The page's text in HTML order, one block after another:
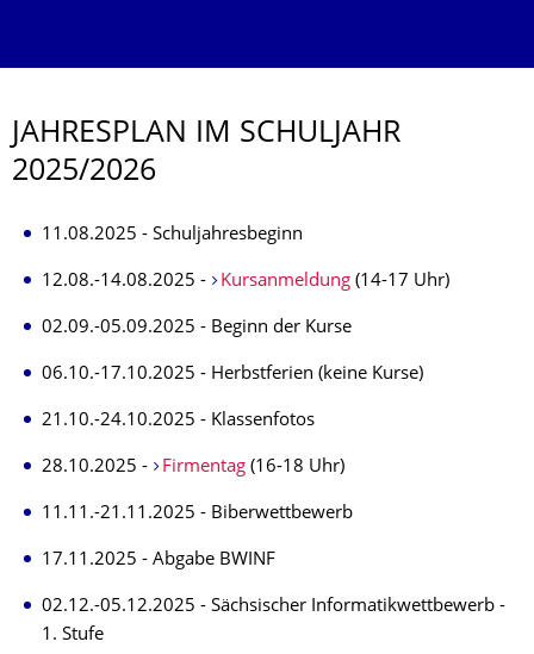
JAHRESPLAN IM SCHULJAHR
2025/2026
11.08.2025 - Schuljahresbeginn
12.08.-14.08.2025 - Kursanmeldung (14-17 Uhr)
02.09.-05.09.2025 - Beginn der Kurse
06.10.-17.10.2025 - Herbstferien (keine Kurse)
21.10.-24.10.2025 - Klassenfotos
28.10.2025 - Firmentag(16-18 Uhr)
11.11.-21.11.2025 - Biberwettbewerb
17.11.2025 - Abgabe BWINF
02.12.-05.12.2025 - Sächsischer Informatikwettbewerb -
1. Stufe